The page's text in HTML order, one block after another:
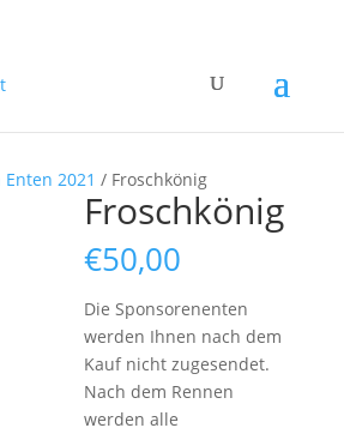
2021 / Froschkönig
Froschkönig
€50,00
Die Sponsorenenten
werden Ihnen nach dem
Kauf nicht zugesendet.
Nach dem Rennen
werden alle